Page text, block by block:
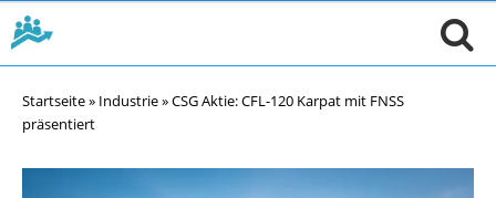
Startseite» Industrie»CSG Aktie: CFL-120 Karpat mit FNSS
präsentiert